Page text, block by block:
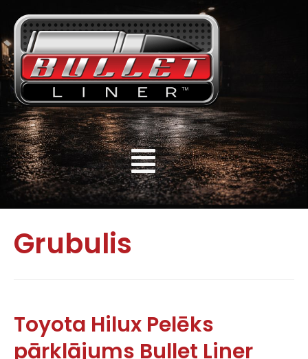
Grubulis
Toyota Hilux Pelēks
pārklājums Bullet Liner